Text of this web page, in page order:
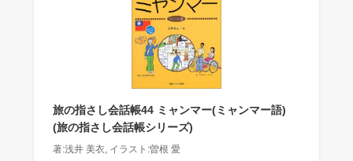
旅の指さし会話帳44 ミャンマー(ミャンマー語)
(旅の指さし会話帳シリーズ)
著:浅井 美衣, イラスト:曽根 愛